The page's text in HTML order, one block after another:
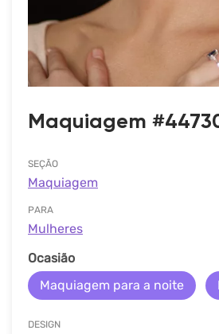
Maquiagem
SEÇÃO
Maquiagem
PARA
Mulheres
Ocasião
Maquiagem para a noite
DESIGN